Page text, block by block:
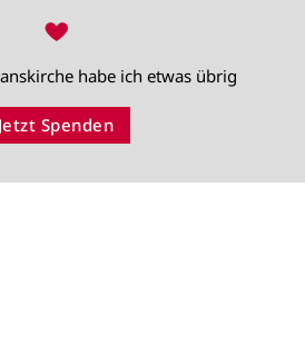
♥
habe ich etwas übrig
Jetzt Spenden